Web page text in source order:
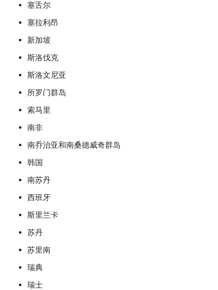
塞舌尔
塞拉利昂
新加坡
斯洛伐克
斯洛文尼亚
所罗门群岛
索马里
南非
南乔治亚和南桑德威奇群岛
韩国
南苏丹
西班牙
斯里兰卡
苏丹
苏里南
瑞典
瑞士